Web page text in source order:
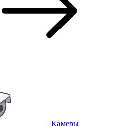
Камеры